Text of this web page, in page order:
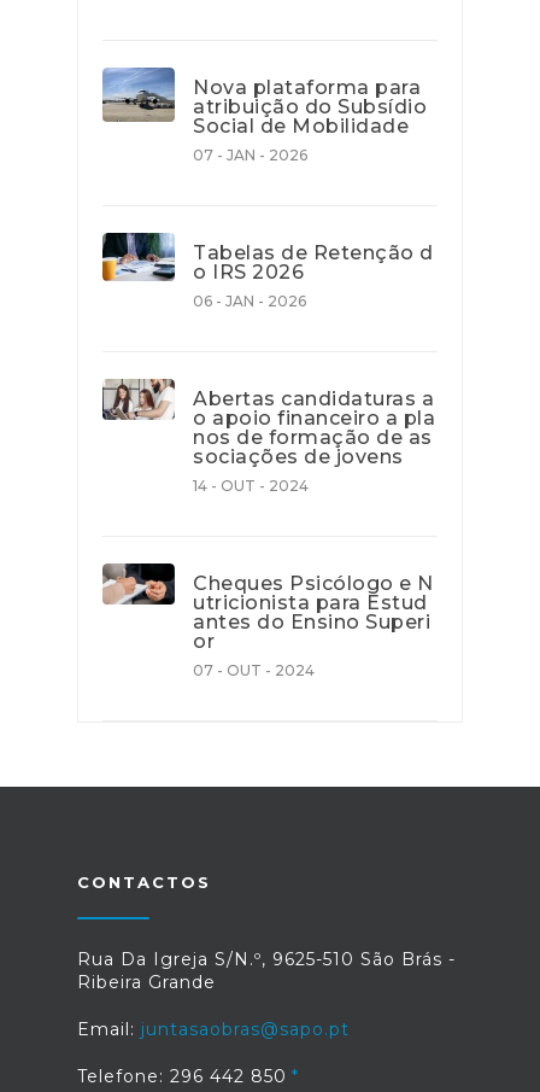
Nova plataforma para
atribuição do Subsídio
Social de Mobilidade
07 - JAN - 2026
Tabelas de Retenção d
o IRS 2026
06 - JAN - 2026
Abertas candidaturas a
o apoio financeiro a pla
nos de formação de as
sociações de jovens
14 - OUT - 2024
Cheques Psicólogo e N
utricionista para Estud
antes do Ensino Superi
or
07 - OUT - 2024
CONTACTOS
Rua Da Igreja S/N.º, 9625-510 São Brás -
Ribeira Grande
Email: juntasaobras@sapo.pt
Telefone: 296 442 850